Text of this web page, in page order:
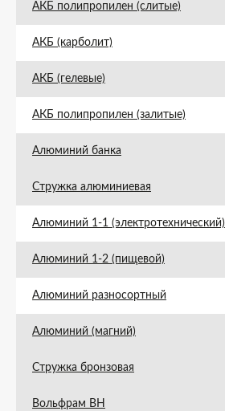
АКБ полипропилен (слитые)
АКБ (карболит)
АКБ (гелевые)
АКБ полипропилен (залитые)
Алюминий банка
Стружка алюминиевая
Алюминий 1-1 (электротехнический)
Алюминий 1-2 (пищевой)
Алюминий разносортный
Алюминий (магний)
Стружка бронзовая
Вольфрам ВН